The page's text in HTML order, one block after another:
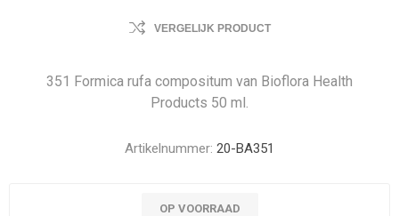
VERGELIJK PRODUCT
351 Formica rufa compositum van Bioflora Health
Products 50 ml.
Artikelnummer: 20-BA351
OP VOORRAAD